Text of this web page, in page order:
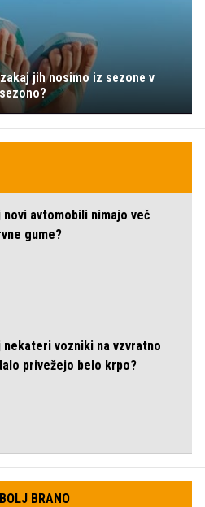
jih nosimo iz sezone v
sezono?
novi avtomobili nimajo več
gume?
nekateri vozniki na vzvratno
privežejo belo krpo?
BRANO